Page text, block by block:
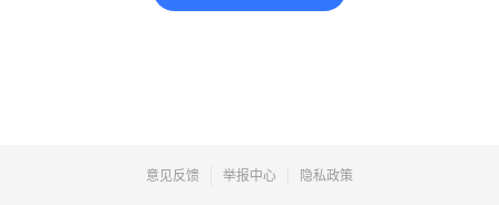
意见反馈 举报中心 隐私政策